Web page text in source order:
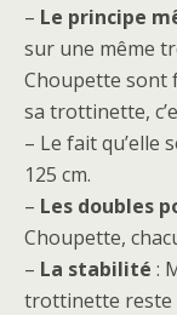
– Le principe
sur une même
Choupette sont
sa trottinette,
– Le fait qu’elle
125 cm.
– Les doubles
Choupette,
– La stabilité :
trottinette reste